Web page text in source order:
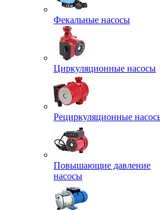
Фекальные насосы
Циркуляционные насосы
Рециркуляционные
Повышающие давление
насосы